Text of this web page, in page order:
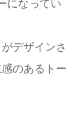
になってい
デザインさ
のあるトー